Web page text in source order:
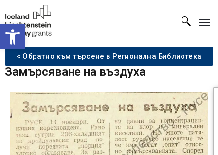
Open toolbar
< Обратно към търсене в Регионална Библиотека
Замърсяване на въздуха